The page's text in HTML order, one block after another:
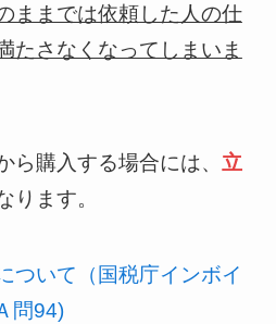
ままでは依頼した人の仕
たさなくなってしまいま
ら購入する場合には、 立
ります。
ついて（国税庁インボイ
問94)